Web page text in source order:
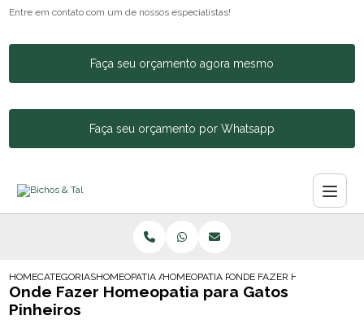
Entre em contato com um de nossos especialistas!
Faça seu orçamento agora mesmo
Faça seu orçamento por Whatsapp
HOMECATEGORIASHOMEOPATIA ANIMALHOMEOPATIA PARA CACHORRO AGITADO
ONDE FAZER HOMEOPATIA
Onde Fazer Homeopatia para Gatos
Pinheiros